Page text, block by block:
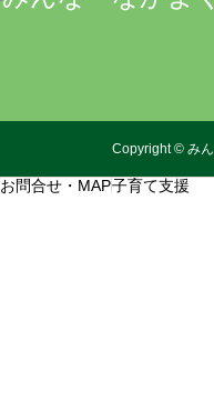
Copyright© み
お問合せ・MAP子育て支援